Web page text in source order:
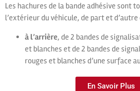
Les hachures de la bande adhésive sont
l’extérieur du véhicule, de part et d’autre
à l’arrière, de 2 bandes de
et blanches et de 2 bandes de
rouges et blanches d’une surface
En Savoir Plus